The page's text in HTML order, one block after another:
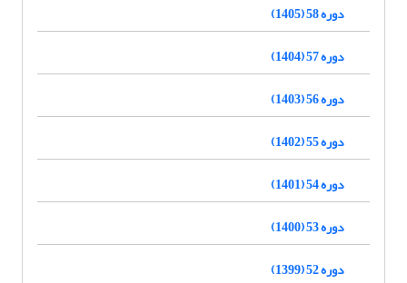
دوره 58 (1405)
دوره 57 (1404)
دوره 56 (1403)
دوره 55 (1402)
دوره 54 (1401)
دوره 53 (1400)
دوره 52 (1399)